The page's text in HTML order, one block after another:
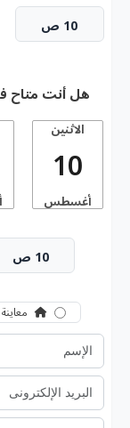
10 ص
هل أنت متاح
الاثنين
10
أغسطس
10 ص